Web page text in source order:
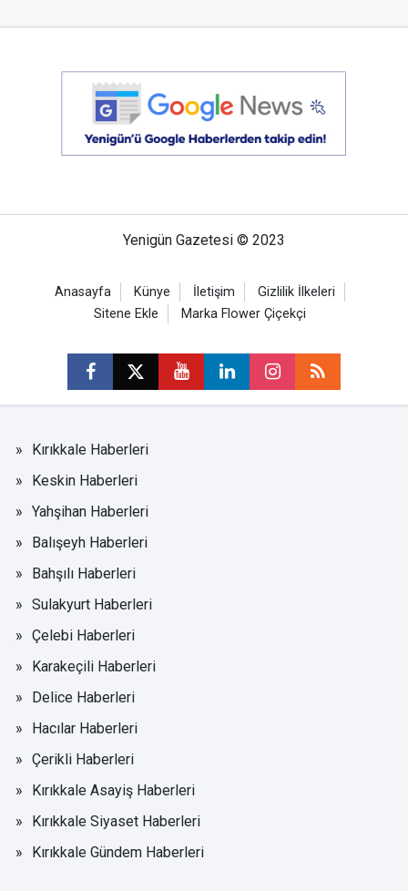
Yenigün Gazetesi © 2023
Anasayfa Künye İletişim
Gizlilik İlkeleri
Sitene Ekle
Marka Flower Çiçekçi
Kırıkkale Haberleri
Keskin Haberleri
Yahşihan Haberleri
Balışeyh Haberleri
Bahşılı Haberleri
Sulakyurt Haberleri
Çelebi Haberleri
Karakeçili Haberleri
Delice Haberleri
Hacılar Haberleri
Çerikli Haberleri
Kırıkkale Asayiş Haberleri
Kırıkkale Siyaset Haberleri
Kırıkkale Gündem Haberleri